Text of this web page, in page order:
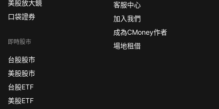
美股放大鏡
口袋證券
即時股市
台股股市
美股股市
台股ETF
美股ETF
客服中心
加入我們
成為CMoney作者
場地租借